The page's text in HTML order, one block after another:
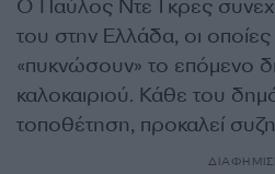
Ο Παύλος Ντε Γκρες
του στην Ελλάδα, οι οποίες
«πυκνώσουν» το επόμενο
καλοκαιριού. Κάθε του
τοποθέτηση, προκαλεί